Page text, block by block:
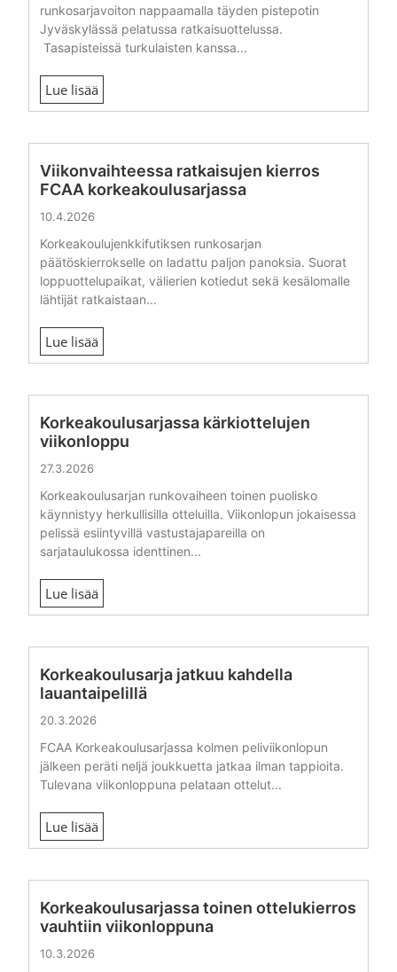
runkosarjavoiton nappaamalla täyden pistepotin
Jyväskylässä pelatussa ratkaisuottelussa.
Tasapisteissä turkulaisten kanssa...
Lue lisää
Viikonvaihteessa ratkaisujen kierros
FCAA korkeakoulusarjassa
10.4.2026
Korkeakoulujenkkifutiksen runkosarjan
päätöskierrokselle on ladattu paljon panoksia. Suorat
loppuottelupaikat, välierien kotiedut sekä kesälomalle
lähtijät ratkaistaan...
Lue lisää
Korkeakoulusarjassa kärkiottelujen
viikonloppu
27.3.2026
Korkeakoulusarjan runkovaiheen toinen puolisko
käynnistyy herkullisilla otteluilla. Viikonlopun jokaisessa
pelissä esiintyvillä vastustajapareilla on
sarjataulukossa identtinen...
Lue lisää
Korkeakoulusarja jatkuu kahdella
lauantaipelillä
20.3.2026
FCAA Korkeakoulusarjassa kolmen peliviikonlopun
jälkeen peräti neljä joukkuetta jatkaa ilman tappioita.
Tulevana viikonloppuna pelataan ottelut...
Lue lisää
Korkeakoulusarjassa toinen ottelukierros
vauhtiin viikonloppuna
10.3.2026